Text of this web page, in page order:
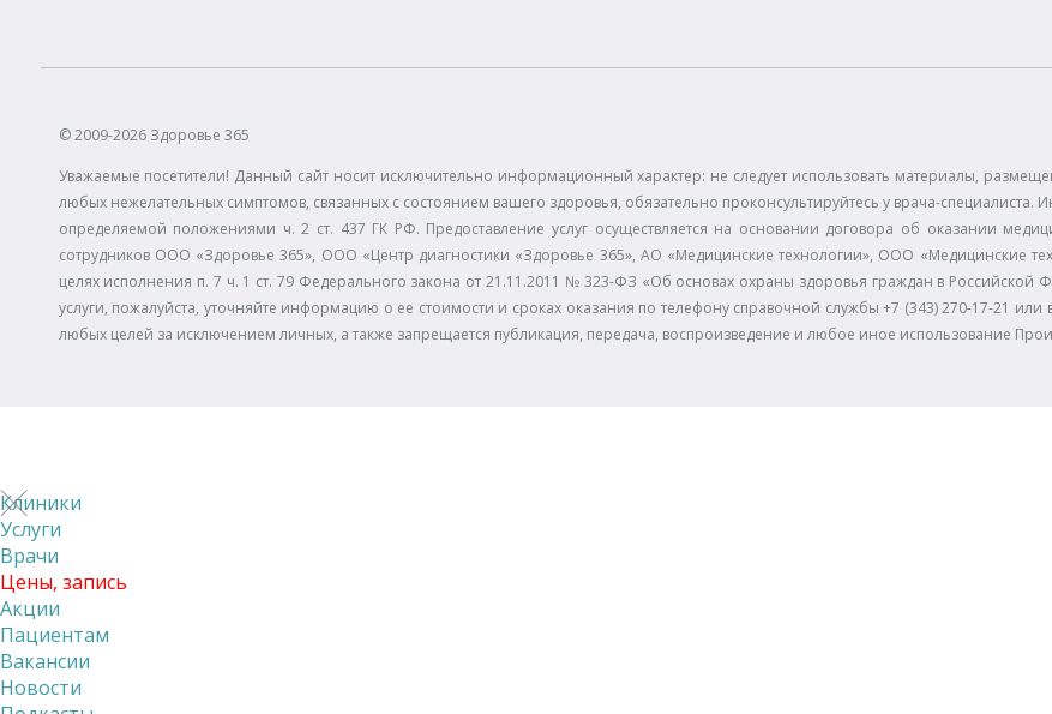
© 2009-2026 Здоровье 365
Уважаемые посетители! Данный сайт носит исключительно информационный характер: не следует использовать материалы,
любых нежелательных симптомов, связанных с состоянием вашего здоровья, обязательно проконсультируйтесь у врача-
определяемой положениями ч. 2 ст. 437 ГК РФ. Предоставление услуг осуществляется на основании договора об оказании
сотрудников ООО «Здоровье 365», ООО «Центр диагностики «Здоровье 365», АО «Медицинские технологии», ООО «Медицинские
целях исполнения п. 7 ч. 1 ст. 79 Федерального закона от 21.11.2011 № 323-ФЗ «Об основах охраны здоровья граждан в Российской
услуги, пожалуйста, уточняйте информацию о ее стоимости и сроках оказания по телефону справочной службы +7 (343) 270-17-21 или
любых целей за исключением личных, а также запрещается публикация, передача, воспроизведение и любое иное использование
Клиники
Услуги
Врачи
Цены, запись
Акции
Пациентам
Вакансии
Новости